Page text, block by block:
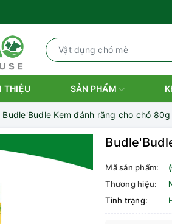
THIỆU SẢN PHẨM
Budle'Budle Kem đánh răng cho chó 80g
Mã sản phẩm:
Thương hiệu:
Tình trạng: